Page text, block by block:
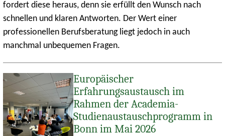
fordert diese heraus, denn sie erfüllt den Wunsch nach
schnellen und klaren Antworten. Der Wert einer
professionellen Berufsberatung liegt jedoch in auch
manchmal unbequemen Fragen.
Europäischer
Erfahrungsaustausch im
Rahmen der Academia-
Studienaustauschprogramm in
Bonn im Mai 2026